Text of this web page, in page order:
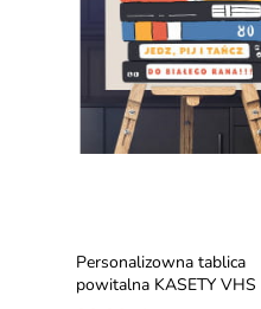
Personalizowna tablica
powitalna KASETY VHS